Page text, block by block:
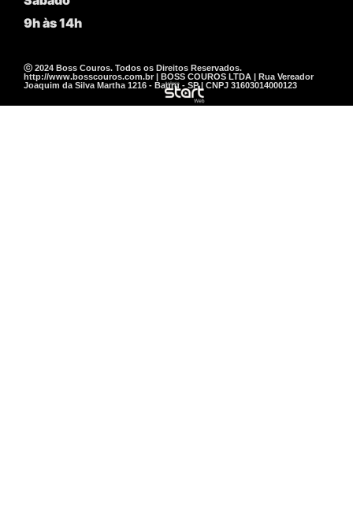
9h às 14h
ⓒ 2024 Boss Couros. Todos os Direitos Reservados.
http://www.bosscouros.com.br | BOSS COUROS LTDA | Rua Vereador
Joaquim da Silva Martha 1216 - Bauru - SP | CNPJ 31603014000123